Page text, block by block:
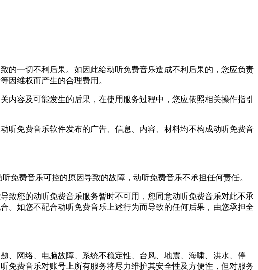
的一切不利后果。如因此给动听免费音乐造成不利后果的，您应负责
因维权而产生的合理费用。
容及可能发生的后果，在使用服务过程中，您应依照相关操作指引
听免费音乐软件发布的广告、信息、内容、材料均不构成动听免费音
免费音乐可控的原因导致的故障，动听免费音乐不承担任何责任。
致您的动听免费音乐服务暂时不可用，您同意动听免费音乐对此不承
。如您不配合动听免费音乐上述行为而导致的任何后果，由您承担全
、网络、电脑故障、系统不稳定性、台风、地震、海啸、洪水、停
免费音乐对账号上所有服务将尽力维护其安全性及方便性，但对服务